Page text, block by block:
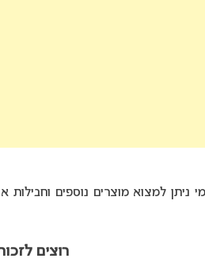
ניתן למצוא מוצרים נוספים וחבילות
רוצים